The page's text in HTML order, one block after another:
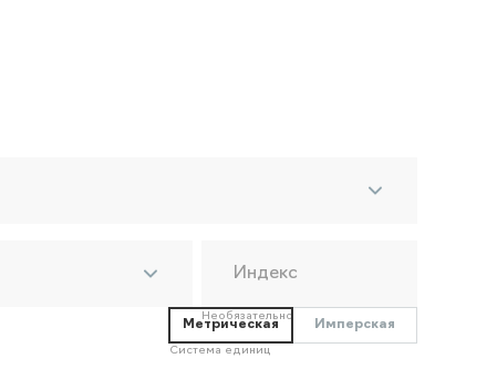
Индекс
Необязательно
Метрическая Имперская
Система единиц